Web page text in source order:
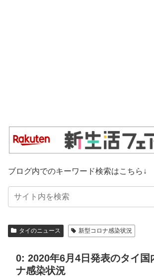
ブログ内でのキーワード検索はこちら↓
タイのニュース 新型コロナ感染状況
0: 2020年6月4日発表のタイ国
ナ感染状況